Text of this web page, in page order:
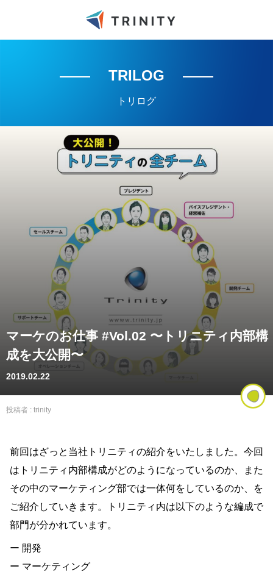
TRILOG
トリログ
マーケのお仕事 #Vol.02 〜トリニティ内部構
成を大公開〜
2019.02.22
投稿者 : trinity
前回はざっと当社トリニティの紹介をいたしました。今回
はトリニティ内部構成がどのようになっているのか、また
その中のマーケティング部では一体何をしているのか、を
ご紹介していきます。トリニティ内は以下のような編成で
部門が分かれています。
ー 開発
ー マーケティング